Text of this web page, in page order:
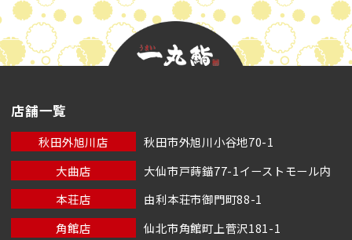
店舗一覧
秋田外旭川店
秋田市外旭川小谷地70-1
大曲店
大仙市戸蒔錨77-1イーストモール内
本荘店
由利本荘市御門町88-1
角館店
仙北市角館町上菅沢181-1